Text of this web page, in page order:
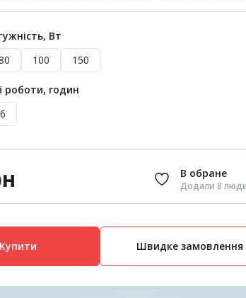
Вт
100 150
роботи, годин
Додали 8
Швидке замовлення